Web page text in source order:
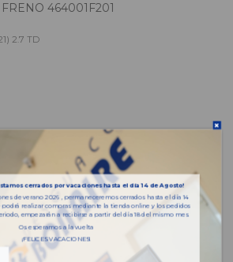
464001F201
2.7 TD
€ IVA inc.
Añadir a la cesta
cerrados por vacaciones hasta el día 14 de Agosto!
de verano 2026 , permaneceremos cerrados hasta el día 14
podrá realizar compras mediante la tienda online y los pedidos
empezarán a recibirse a partir del día 18 del mismo mes.
Os esperamos a la vuelta
¡FELICES VACACIONES!